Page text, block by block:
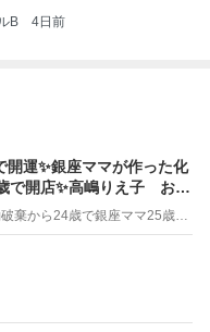
B 4日前
開運✨銀座ママが作った化
で開店✨高嶋りえ子 お着
コーデ
【銀座クラブ高嶋】元OL婚約破棄から24歳で銀座ママ25歳でオーナーママ銀座 美肌で開運♡パワースポット巡り高嶋りえ子ブログ